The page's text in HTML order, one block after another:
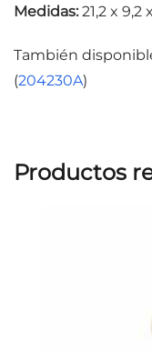
Medidas: 21,2 x 9,2
También
(204230A)
Productos